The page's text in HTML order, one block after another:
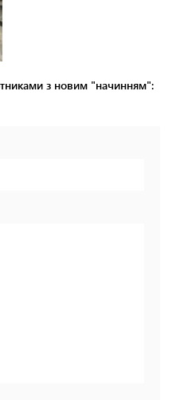
з новим "начинням":